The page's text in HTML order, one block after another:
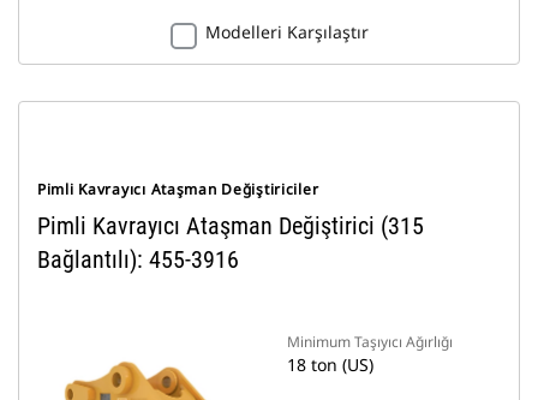
Modelleri Karşılaştır
Pimli Kavrayıcı Ataşman Değiştiriciler
Pimli Kavrayıcı Ataşman Değiştirici (315
Bağlantılı): 455-3916
Minimum Taşıyıcı Ağırlığı
18 ton (US)